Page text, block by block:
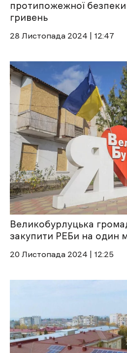
протипожежної безпеки
гривень
28 Листопада 2024 | 12:47
Великобурлуцька
закупити РЕБи на один
20 Листопада 2024 | 12:25